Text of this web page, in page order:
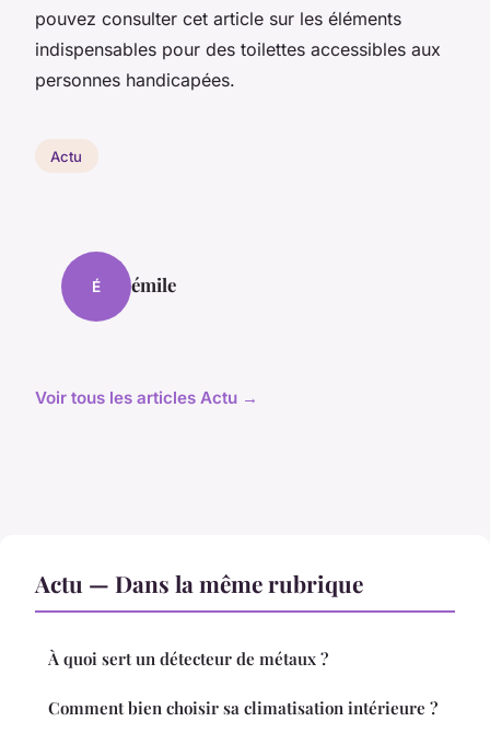
pouvez consulter cet article sur les éléments
indispensables pour des toilettes accessibles aux
personnes handicapées.
Actu
É émile
Voir tous les articles Actu →
Actu — Dans la même rubrique
À quoi sert un détecteur de métaux ?
Comment bien choisir sa climatisation intérieure ?